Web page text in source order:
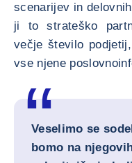
scenarijev in
ji to strateško
večje število
vse njene
Veselimo se
bomo na